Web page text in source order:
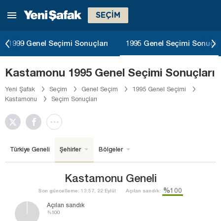
SEÇİM
1999 Genel Seçimi Sonuçları 1995 Genel Seçimi
Kastamonu 1995 Genel Seçimi Sonuçları
Yeni Şafak Seçim Genel Seçim
1995 Genel Seçimi
Kastamonu
Seçim Sonuçları
Türkiye Geneli Şehirler Bölgeler
Kastamonu Geneli
Son güncelleme: 13:57, 22 Eylül Açılan sandık: %100
Açılan sandık
%100